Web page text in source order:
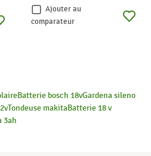
Ajouter au
comparateur
Batterie bosch 18vGardena sileno
Tondeuse makitaBatterie 18 v
3ah